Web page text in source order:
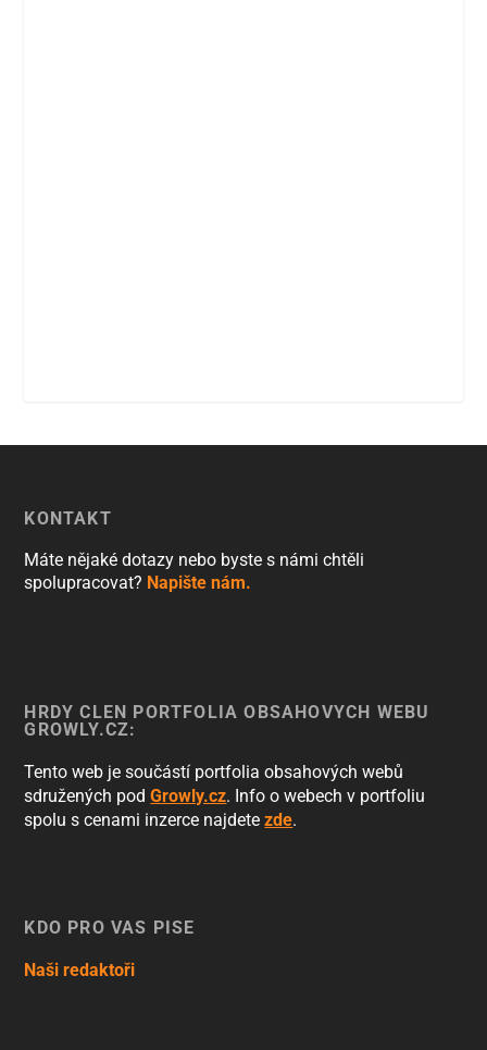
KONTAKT
Máte nějaké dotazy nebo byste s námi chtěli
spolupracovat? Napište nám.
HRDÝ ČLEN PORTFOLIA OBSAHOVÝCH WEBŮ
GROWLY.CZ:
Tento web je součástí portfolia obsahových webů
sdružených podGrowly.cz. Info o webech v portfoliu
spolu s cenami inzerce najdetezde.
KDO PRO VÁS PÍŠE
Naši redaktoři